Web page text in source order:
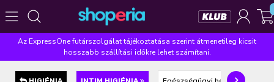
Népszerű kategóriák
Szépségápolás Élelmiszer Mosás Mosogatás
Az ExpressOne futárszolgálat tájékoztatása szerint átmenetileg kicsit
hosszabb szállítási időkre lehet számítani.